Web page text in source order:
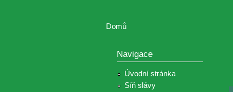
Domů
Navigace
Úvodní stránka
Síň slávy